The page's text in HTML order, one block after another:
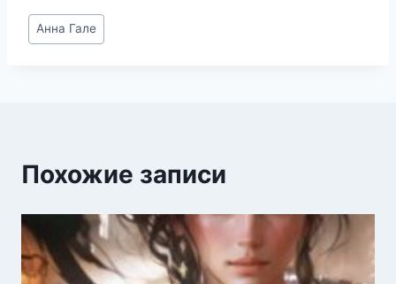
Метки
записи:
Анна Гале
Похожие записи